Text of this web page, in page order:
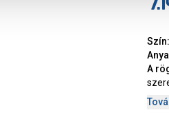
Szín:
A